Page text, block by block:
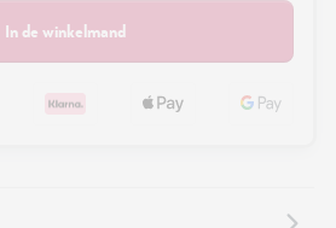
In de winkelmand